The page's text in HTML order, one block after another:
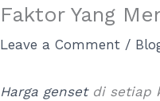
Faktor Yang
Leave a Comment /
Harga gensetdi setiap